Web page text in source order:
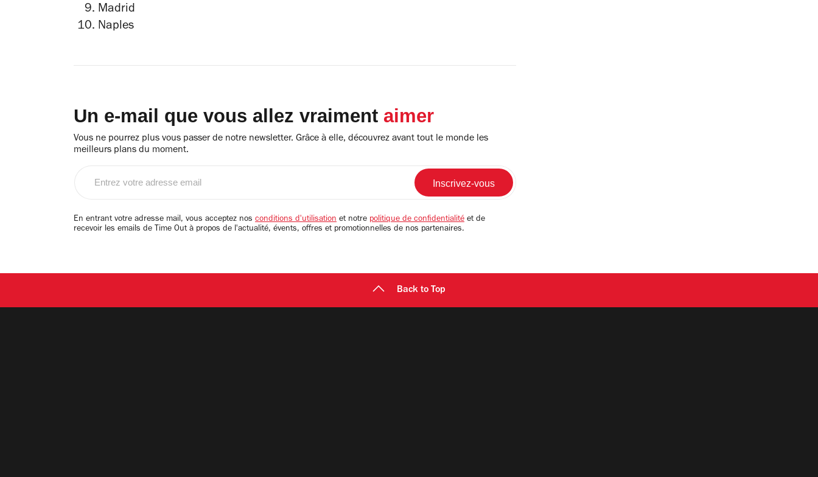
Madrid
Naples
Un e-mail que vous allez vraiment aimer
Vous ne pourrez plus vous passer de notre newsletter. Grâce à elle, découvrez avant tout le monde les
meilleurs plans du moment.
email
En entrant votre adresse mail, vous acceptez nos conditions d'utilisation et notre politique de confidentialité et de
recevoir les emails de Time Out à propos de l'actualité, évents, offres et promotionnelles de nos partenaires.
Back to Top